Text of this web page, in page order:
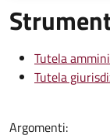
Tutela
Tutela
Argomenti: